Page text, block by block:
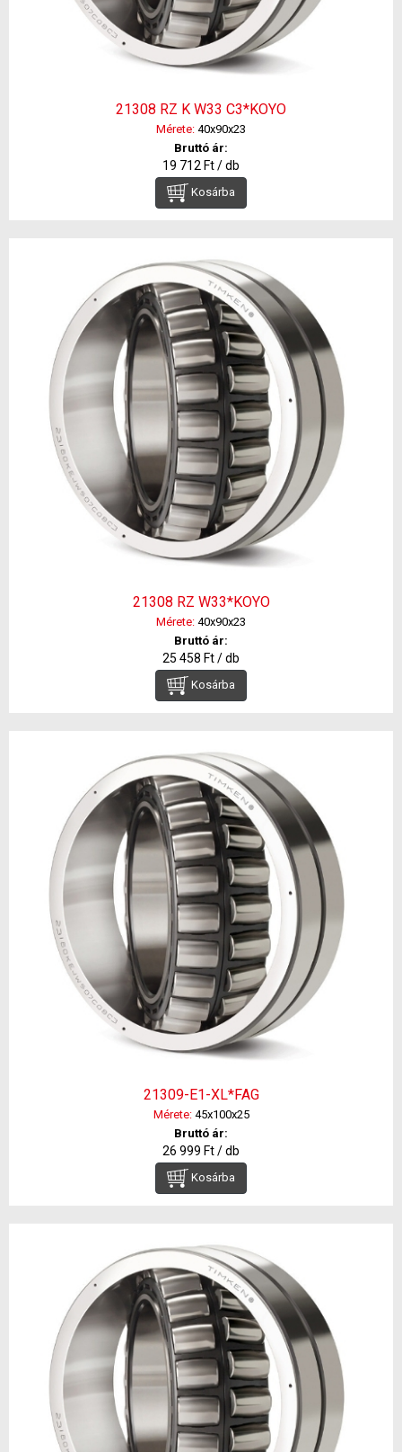
21308 RZ K W33 C3*KOYO
Mérete: 40x90x23
Bruttó ár:
19 712 Ft / db
Kosárba
21308 RZ W33*KOYO
Mérete: 40x90x23
Bruttó ár:
25 458 Ft / db
Kosárba
21309-E1-XL*FAG
Mérete:45x100x25
Bruttó ár:
26 999 Ft / db
Kosárba